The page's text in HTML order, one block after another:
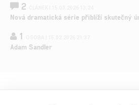
2
Nová dramatická série přiblíží skutečný
1
Adam Sandler